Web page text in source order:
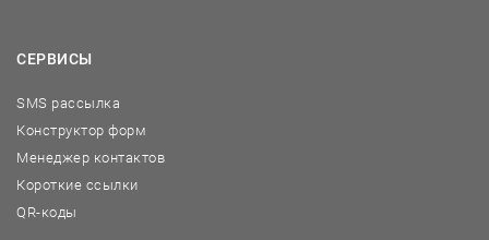
СЕРВИСЫ
SMS рассылка
Конструктор форм
Менеджер контактов
Короткие ссылки
QR-коды